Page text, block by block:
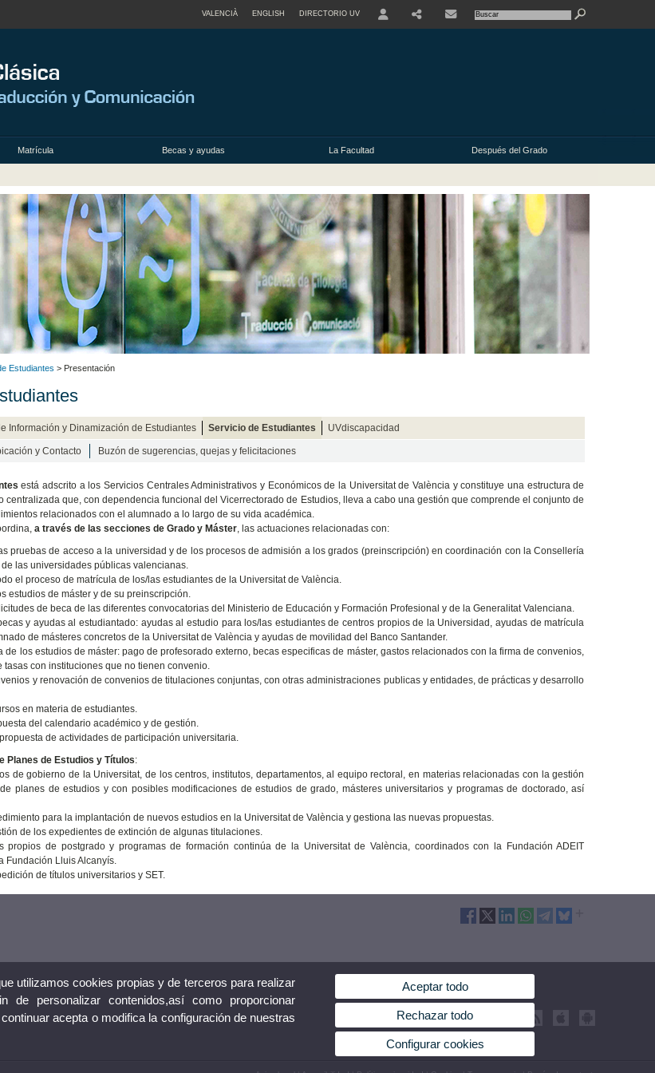
VALENCIÀ ENGLISH DIRECTORIO UV
Matrícula Becas y ayudas La Facultad Después del Grado
Estudiantes > Presentación
Información y Dinamización de Estudiantes Servicio de Estudiantes UVdiscapacidad
y Contacto Buzón de sugerencias, quejas y felicitaciones
está adscrito a los Servicios Centrales Administrativos y Económicos de la Universitat de València y constituye una estructura de
centralizada que, con dependencia funcional del Vicerrectorado de Estudios, lleva a cabo una gestión que comprende el conjunto de
relacionados con el alumnado a lo largo de su vida académica.
a través de las secciones de Grado y Máster, las actuaciones relacionadas con:
pruebas de acceso a la universidad y de los procesos de admisión a los grados (preinscripción) en coordinación con la Consellería
las universidades públicas valencianas.
el proceso de matrícula de los/las estudiantes de la Universitat de València.
de máster y de su preinscripción.
de beca de las diferentes convocatorias del Ministerio de Educación y Formación Profesional y de la Generalitat Valenciana.
y ayudas al estudiantado: ayudas al estudio para los/las estudiantes de centros propios de la Universidad, ayudas de matrícula
de másteres concretos de la Universitat de València y ayudas de movilidad del Banco Santander.
los estudios de máster: pago de profesorado externo, becas especificas de máster, gastos relacionados con la firma de convenios,
tasas con instituciones que no tienen convenio.
y renovación de convenios de titulaciones conjuntas, con otras administraciones publicas y entidades, de prácticas y desarrollo
en materia de estudiantes.
del calendario académico y de gestión.
de actividades de participación universitaria.
Planes de Estudios y Títulos:
de gobierno de la Universitat, de los centros, institutos, departamentos, al equipo rectoral, en materias relacionadas con la gestión
planes de estudios y con posibles modificaciones de estudios de grado, másteres universitarios y programas de doctorado, así
para la implantación de nuevos estudios en la Universitat de València y gestiona las nuevas propuestas.
de los expedientes de extinción de algunas titulaciones.
de postgrado y programas de formación continúa de la Universitat de València, coordinados con la Fundación ADEIT
Fundación Lluis Alcanyís.
de títulos universitarios y SET.
utilizamos cookies propias y de terceros para realizar
personalizar contenidos,así como proporcionar
acepta o modifica la configuración de nuestras
Aceptar todo
Rechazar todo
Configurar cookies